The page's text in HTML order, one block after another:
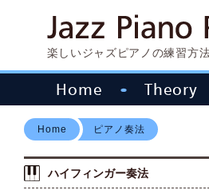
楽しいジャズピアノの練習方
Home Theory
Home ピアノ奏法
ハイフィンガー奏法